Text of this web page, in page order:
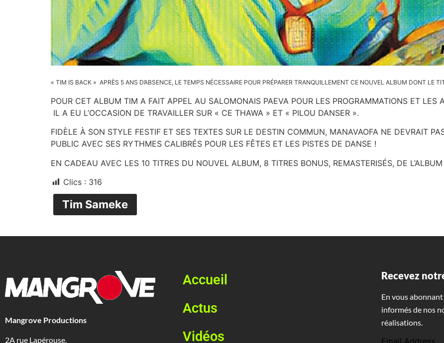
« TIM IS BACK » APRÈS 5 ANS D’ABSENCE, LE TEMPS NÉCESSAIRE POUR PRÉPARER TRANQUILLEMENT CE NOUVEL ALBUM DONT LE
POUR CET ALBUM TIM A FAIT APPEL AU SALOMONAIS PAEVA POUR LES PROGRAMMATIONS ET
IL A EU L’OCCASION DE TRAVAILLER SUR « CE THAWA » ET « PILOU DANSER ».
FIDÈLE À SON STYLE FESTIF ET SES TEXTES SUR LE DESTIN COMMUN, MANAVAOFA NE DEVRAIT
PUBLIC AVEC SES RYTHMES CALIBRÉS POUR LES FÊTES ET LES PISTES DE DANSE !
EN CADEAU AVEC LES 10 TITRES DU NOUVEL ALBUM, 8 TITRES BONUS, REMASTERISÉS, DE
Clics : 316
Tim Sameke
Mangrove Productions
2A rue Lapérouse,
Accueil
Actus
Vidéos
Recevez
En vous
informés de nos
réalisations.
Email Address